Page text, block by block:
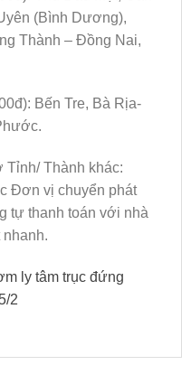
(Bình Dương),
Thành – Đồng Nai,
Bến Tre, Bà Rịa-
Thành khác:
Đơn vị chuyển phát
tự thanh toán với nhà
ly tâm trục đứng
2